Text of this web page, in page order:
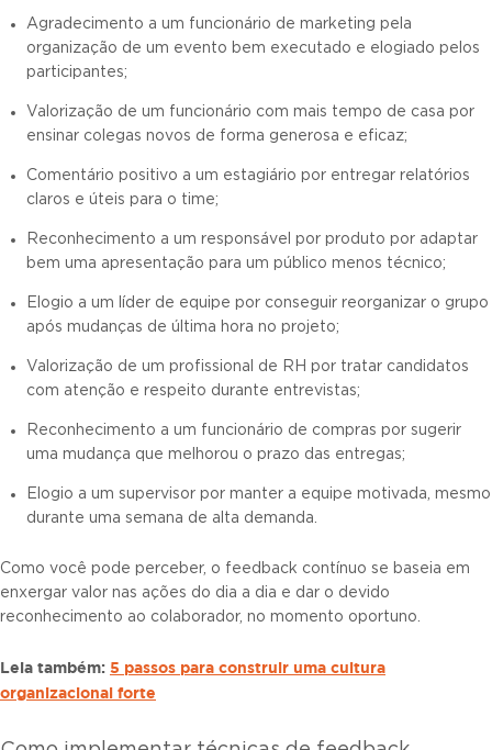
Agradecimento a um funcionário de marketing pela
organização de um evento bem executado e elogiado pelos
participantes;
Valorização de um funcionário com mais tempo de casa por
ensinar colegas novos de forma generosa e eficaz;
Comentário positivo a um estagiário por entregar relatórios
claros e úteis para o time;
Reconhecimento a um responsável por produto por adaptar
bem uma apresentação para um público menos técnico;
Elogio a um líder de equipe por conseguir reorganizar o grupo
após mudanças de última hora no projeto;
Valorização de um profissional de RH por tratar candidatos
com atenção e respeito durante entrevistas;
Reconhecimento a um funcionário de compras por sugerir
uma mudança que melhorou o prazo das entregas;
Elogio a um supervisor por manter a equipe motivada, mesmo
durante uma semana de alta demanda.
Como você pode perceber, o feedback contínuo se baseia em
enxergar valor nas ações do dia a dia e dar o devido
reconhecimento ao colaborador, no momento oportuno.
Leia também: 5 passos para construir uma cultura
organizacional forte